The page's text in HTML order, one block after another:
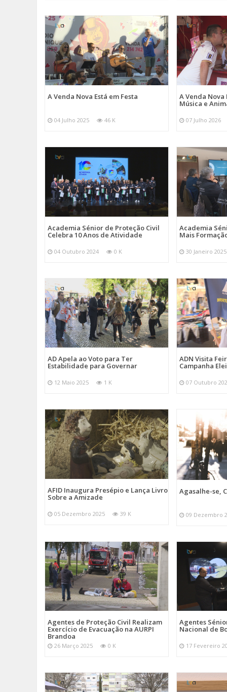
A Venda Nova Está em Festa
04 Julho 2025 46 K
A Venda Nova
Música e
07 Julho 2026
Academia Sénior de Proteção Civil
Celebra 10 Anos de Atividade
04 Outubro 2024 0 K
Academia
Mais
30 Janeiro 2025
AD Apela ao Voto para Ter
Estabilidade para Governar
12 Maio 2025 1 K
ADN Visita
Campanha
07 Outubro
AFID Inaugura Presépio e Lança Livro
Sobre a Amizade
05 Dezembro 2025 39 K
Agasalhe-se,
09 Dezembro
Agentes de Proteção Civil Realizam
Exercício de Evacuação na AURPI
Brandoa
26 Março 2025 0 K
Agentes
Nacional de
17 Fevereiro